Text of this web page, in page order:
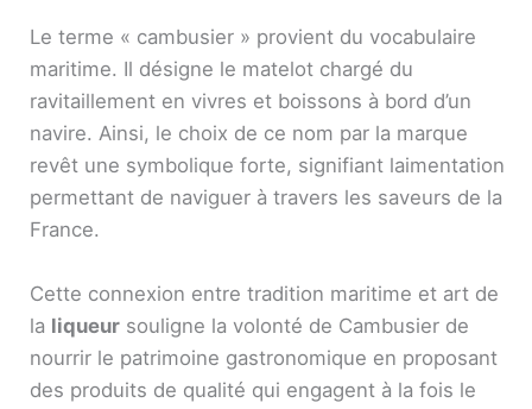
Le terme « cambusier » provient du vocabulaire
maritime. Il désigne le matelot chargé du
ravitaillement en vivres et boissons à bord d’un
navire. Ainsi, le choix de ce nom par la marque
revêt une symbolique forte, signifiant laimentation
permettant de naviguer à travers les saveurs de la
France.
Cette connexion entre tradition maritime et art de
la liqueur souligne la volonté de Cambusier de
nourrir le patrimoine gastronomique en proposant
des produits de qualité qui engagent à la fois le